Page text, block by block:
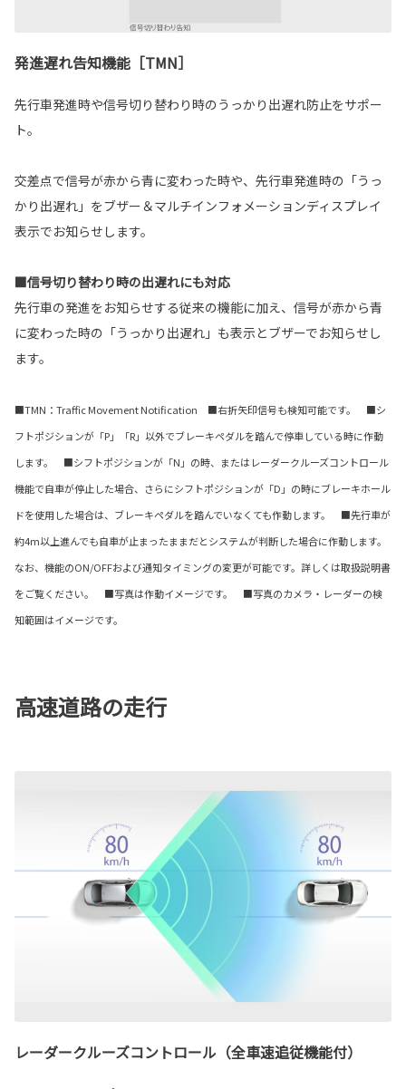
発進遅れ告知機能［TMN］
先行車発進時や信号切り替わり時のうっかり出遅れ防止をサポー
ト。
交差点で信号が赤から青に変わった時や、先行車発進時の「うっ
かり出遅れ」をブザー＆マルチインフォメーションディスプレイ
表示でお知らせします。
■信号切り替わり時の出遅れにも対応
先行車の発進をお知らせする従来の機能に加え、信号が赤から青
に変わった時の「うっかり出遅れ」も表示とブザーでお知らせし
ます。
■TMN：Traffic Movement Notification ■右折矢印信号も検知可能です。 ■シ
フトポジションが「P」「R」以外でブレーキペダルを踏んで停車している時に作動
します。 ■シフトポジションが「N」の時、またはレーダークルーズコントロール
機能で自車が停止した場合、さらにシフトポジションが「D」の時にブレーキホール
ドを使用した場合は、ブレーキペダルを踏んでいなくても作動します。 ■先行車が
約4m以上進んでも自車が止まったままだとシステムが判断した場合に作動します。
なお、機能のON/OFFおよび通知タイミングの変更が可能です。詳しくは取扱説明書
をご覧ください。 ■写真は作動イメージです。 ■写真のカメラ・レーダーの検
知範囲はイメージです。
高速道路の走行
レーダークルーズコントロール（全車速追従機能付）